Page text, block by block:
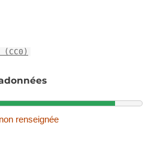
(CC0)
renseignée